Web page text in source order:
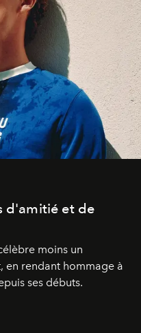
d'amitié et de
moins un
en rendant hommage à
ses débuts.